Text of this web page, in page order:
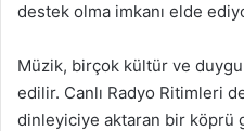
destek olma imkanı elde
Müzik, birçok kültür ve
edilir. Canlı Radyo Ritimleri
dinleyiciye aktaran bir köprü